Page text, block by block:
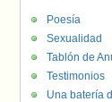
Poesía
Sexualidad
Tablón de
Testimonios
Una batería